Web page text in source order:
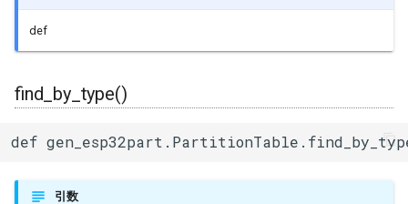
def
find_by_type()
def
引数